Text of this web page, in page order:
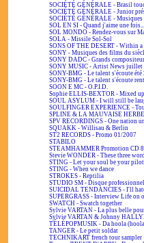
SOCIÉTÉ GÉNÉRALE - Brasil
SOCIÉTÉ GÉNÉRALE - Junior
SOCIÉTÉ GÉNÉRALE - Musiques
SOL EN SI - Quand j'aime une fois...
SOL MONDO - Rendez-vous sur
SOLA - Missile Sol-Sol
SONS OF THE DESERT - Within a
SONY - Musiques des films du
SONY DADC - Grands
SONY MUSIC - Artist News juillet
SONY-BMG - Le talent s'écoute été
SONY-BMG - Le talent s'écoute
SOON E MC - O.P.I.D.
Sophie ELLIS-BEXTOR - Mixed
SOUL ASYLUM - I will still be
SOULFINGER EXPERIENCE -
SPLINE & LA MAUVAISE HERBE
SPV RECORDINGS - One nation
SQUAKK - Willisau & Berlin
ST2 RECORDS - Promo 01/2007
STABILO
STEAMHAMMER Promotion CD
Stevie WONDER - These three
STING - Let your soul be your pilot
STING - When we dance
STROKES - Reptilia
STUDIO SM - Disque
SUICIDAL TENDANCIES - I'll
SUPERGRASS - Interview Life on
SWATCH - Swatch together
Sylvie VARTAN - La plus belle
Sylvie VARTAN & Johnny
TÉLÉPOPMUSIK - Da hoola
TANGER - Le petit soldat
TECHNIKART french tour sampler